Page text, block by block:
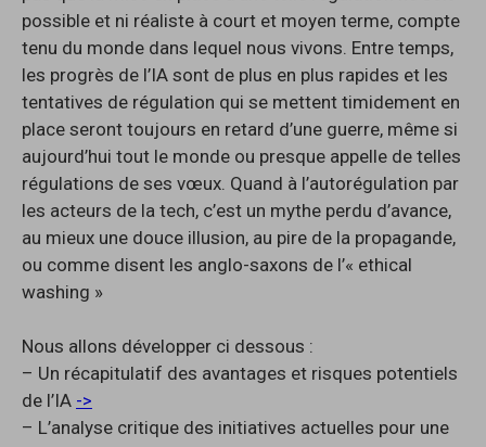
possible et ni réaliste à court et moyen terme, compte
tenu du monde dans lequel nous vivons. Entre temps,
les progrès de l’IA sont de plus en plus rapides et les
tentatives de régulation qui se mettent timidement en
place seront toujours en retard d’une guerre, même si
aujourd’hui tout le monde ou presque appelle de telles
régulations de ses vœux. Quand à l’autorégulation par
les acteurs de la tech, c’est un mythe perdu d’avance,
au mieux une douce illusion, au pire de la propagande,
ou comme disent les anglo-saxons de l’« ethical
washing »
Nous allons développer ci dessous :
– Un récapitulatif des avantages et risques potentiels
de l’IA ->
– L’analyse critique des initiatives actuelles pour une